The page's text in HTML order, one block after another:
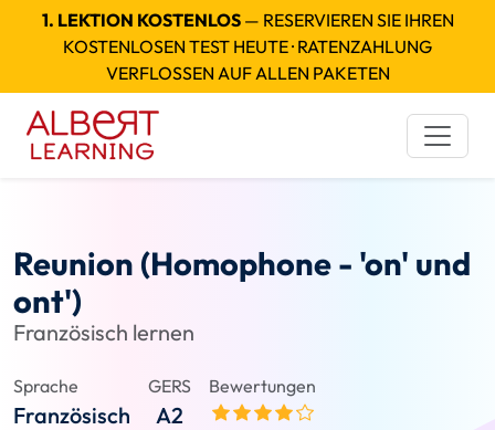
1. LEKTION KOSTENLOS— RESERVIEREN SIE IHREN
KOSTENLOSEN TEST HEUTE · RATENZAHLUNG
VERFLOSSEN AUF ALLEN PAKETEN
Reunion (Homophone - 'on' und
ont')
Französisch lernen
Sprache
Französisch
GERS
A2
Bewertungen